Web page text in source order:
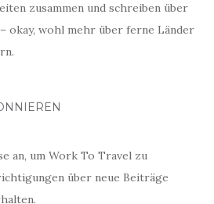
zusammen und schreiben über
okay, wohl mehr über ferne Länder
an, um Work To Travel zu
über neue Beiträge